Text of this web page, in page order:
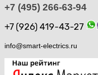
+7 (495) 266-63-94
+7 (926) 419-43-27
info@smart-electrics.ru